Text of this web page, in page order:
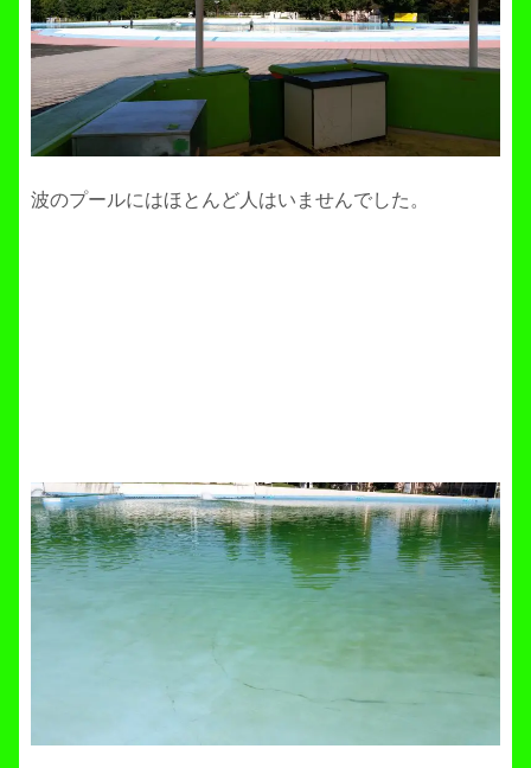
波のプールにはほとんど人はいませんでした。